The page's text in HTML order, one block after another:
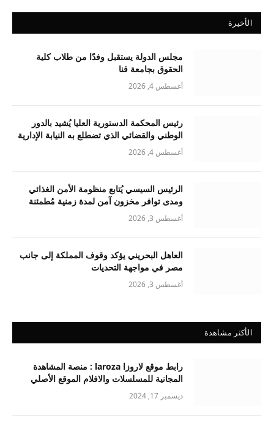
الأخيرة
مجلس الدولة يستقبل وفدًا من طلاب كلية
الحقوق بجامعة قنا
أغسطس 4, 2026
رئيس المحكمة الدستورية العليا يُشيد بالدور
الوطني والقضائي الذي تضطلع به النيابة الإدارية
أغسطس 4, 2026
الرئيس السيسي يُتابع منظومة الأمن الغذائي
ومدى توافر مخزون آمن لمدة زمنية مُطمئنة
أغسطس 3, 2026
العاهل البحريني يؤكد وقوف المملكة إلى جانب
مصر في مواجهة التحديات
أغسطس 3, 2026
الأكثر مشاهدة
رابط موقع لاروزا laroza : منصة المشاهدة
المجانية للمسلسلات والافلام الموقع الأصلي
ديسمبر 17, 2024